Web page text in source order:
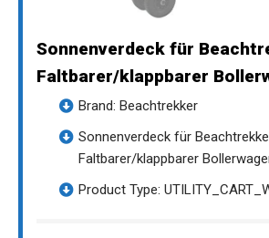
Sonnenverdeck für
Faltbarer/klappbarer
Brand: Beachtrekker
Sonnenverdeck für
Faltbarer/klappbarer
Product Type: